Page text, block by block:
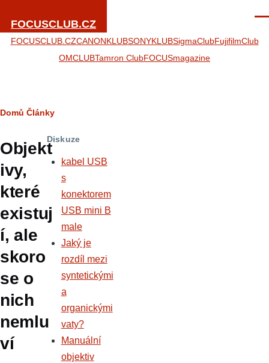
FOCUSCLUB.CZ
FOCUSCLUB.CZCANONKLUBSONYKLUBSigmaClubFujifilmClub
OMCLUBTamron ClubFOCUSmagazine
Drobečková
navigace
Domů Články
Objekt
ivy,
které
existuj
í, ale
skoro
se o
nich
nemlu
ví
Diskuze
kabel USB
s
konektorem
USB mini B
male
Jaký je
rozdíl mezi
syntetickými
a
organickými
vaty?
Manuální
objektiv